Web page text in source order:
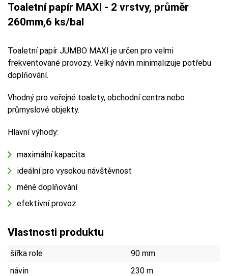
Toaletní papír MAXI - 2 vrstvy, průměr
260mm,6 ks/bal
Toaletní papír JUMBO MAXI je určen pro velmi
frekventované provozy. Velký návin minimalizuje potřebu
doplňování.
Vhodný pro veřejné toalety, obchodní centra nebo
průmyslové objekty.
Hlavní výhody:
maximální kapacita
ideální pro vysokou návštěvnost
méně doplňování
efektivní provoz
Vlastnosti produktu
šířka role
90 mm
návin
230 m